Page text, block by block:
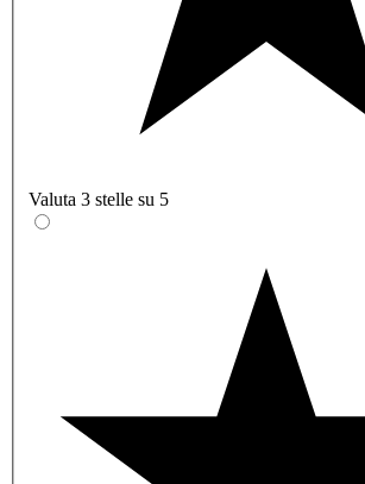
Valuta 3 stelle su 5